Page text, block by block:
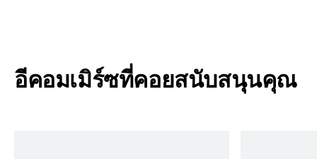
อีคอมเมิร์ซที่คอยสนับสนุนคุณ